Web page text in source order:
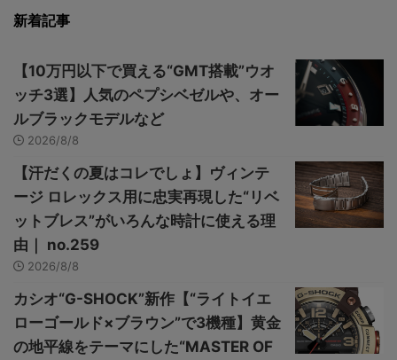
新着記事
【10万円以下で買える“GMT搭載”ウオ
ッチ3選】人気のペプシベゼルや、オー
ルブラックモデルなど
2026/8/8
【汗だくの夏はコレでしょ】ヴィンテ
ージ ロレックス用に忠実再現した“リベ
ットブレス”がいろんな時計に使える理
由｜ no.259
2026/8/8
カシオ“G-SHOCK”新作【“ライトイエ
ローゴールド×ブラウン”で3機種】黄金
の地平線をテーマにした“MASTER OF